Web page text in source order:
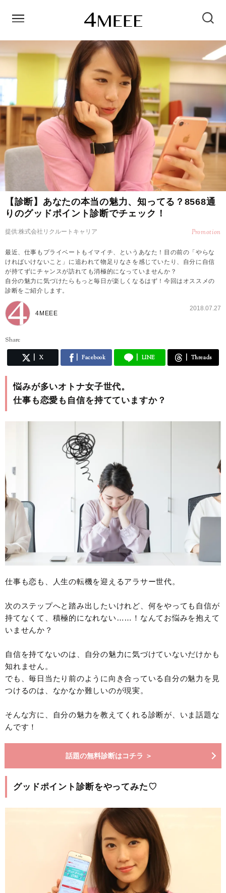
【診断】あなたの本当の魅力、知ってる？8568通
りのグッドポイント診断でチェック！
提供:株式会社リクルートキャリア Promotion
最近、仕事もプライベートもイマイチ、というあなた！目の前の「やらな
ければいけないこと」に追われて物足りなさを感じていたり、自分に自信
が持てずにチャンスが訪れても消極的になっていませんか？
自分の魅力に気づけたらもっと毎日が楽しくなるはず！今回はオススメの
診断をご紹介します。
4MEEE
2018.07.27
Share
X Facebook LINE Threads
悩みが多いオトナ女子世代。
仕事も恋愛も自信を持てていますか？
仕事も恋も、人生の転機を迎えるアラサー世代。
次のステップへと踏み出したいけれど、何をやっても自信が
持てなくて、積極的になれない……！なんてお悩みを抱えて
いませんか？
自信を持てないのは、自分の魅力に気づけていないだけかも
知れません。
でも、毎日当たり前のように向き合っている自分の魅力を見
つけるのは、なかなか難しいのが現実。
そんな方に、自分の魅力を教えてくれる診断が、いま話題な
んです！
話題の無料診断はコチラ ＞
グッドポイント診断をやってみた♡